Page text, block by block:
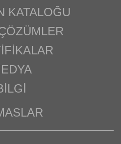
KATALOĞU